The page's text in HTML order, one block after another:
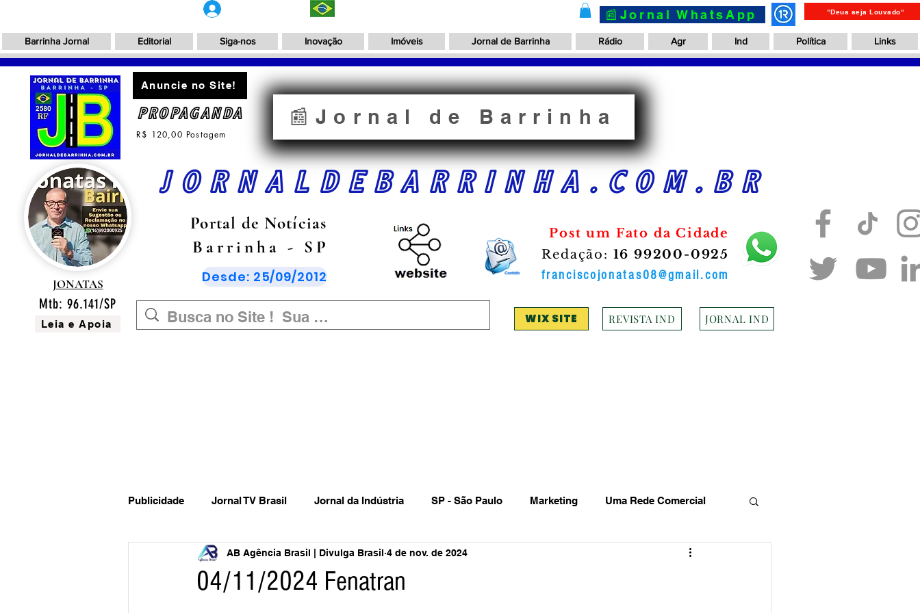
📰Jornal WhatsApp "Deus seja Louvado"
Barrinha Jornal Editorial Siga-nos Inovação Imóveis Jornal de Barrinha Rádio Agr Ind Política Links
JONATAS
Anuncie no Site!
PROPAGANDA
R$ 120,00 Postagem
📰Jornal de Barrinha
JORNALDEBARRINHA.COM.BR
Portal de Notícias
Barrinha - SP
Desde: 25/09/2012
Post um Fato da Cidade
Redação: 16 99200-0925
franciscojonatas08@gmail.com
Mtb: 96.141/SP
Leia e Apoia WIX SITE REVISTA IND JORNAL IND
Publicidade Jornal TV Brasil Jornal da Indústria SP - São Paulo Marketing Uma Rede Comercial
Inovação Governo Federal Estadual Municipal Vendas Oferta Empresa Brasileira
04/11/2024 Fenatran
AB Agência Brasil | Divulga Brasil 4 de nov. de 2024